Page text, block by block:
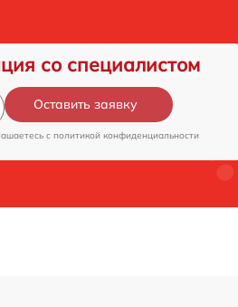
со специалистом
Оставить заявку
c политикой конфиденциальности